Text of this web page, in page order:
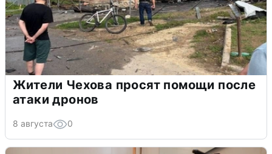
Жители Чехова просят помощи после
атаки дронов
8 августа 0